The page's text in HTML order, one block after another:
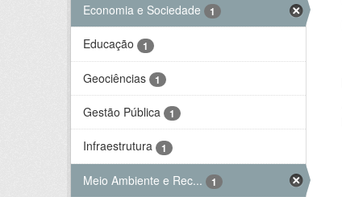
Economia e Sociedade 1
Educação 1
Geociências 1
Gestão Pública 1
Infraestrutura 1
Meio Ambiente e Rec... 1